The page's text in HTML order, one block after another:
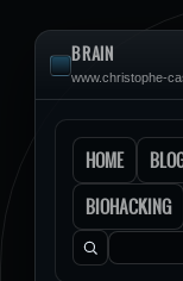
BRAIN
www.christophe-
HOME
BIOHACKING
Rechercher :